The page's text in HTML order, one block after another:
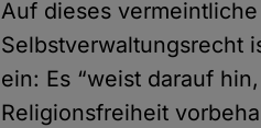
Auf dieses
Selbstverwaltungsrecht
ein: Es “weist darauf
Religionsfreiheit